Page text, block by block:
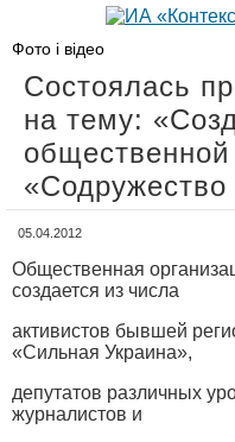
Фото і відео
Состоялась
на тему:
общественной
05.04.2012
Общественная
создается из числа
активистов бывшей
«Сильная Украина»,
депутатов различных
журналистов и